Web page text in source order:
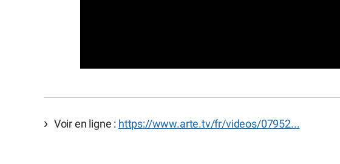
Voir en ligne : https://www.arte.tv/fr/videos/07952...